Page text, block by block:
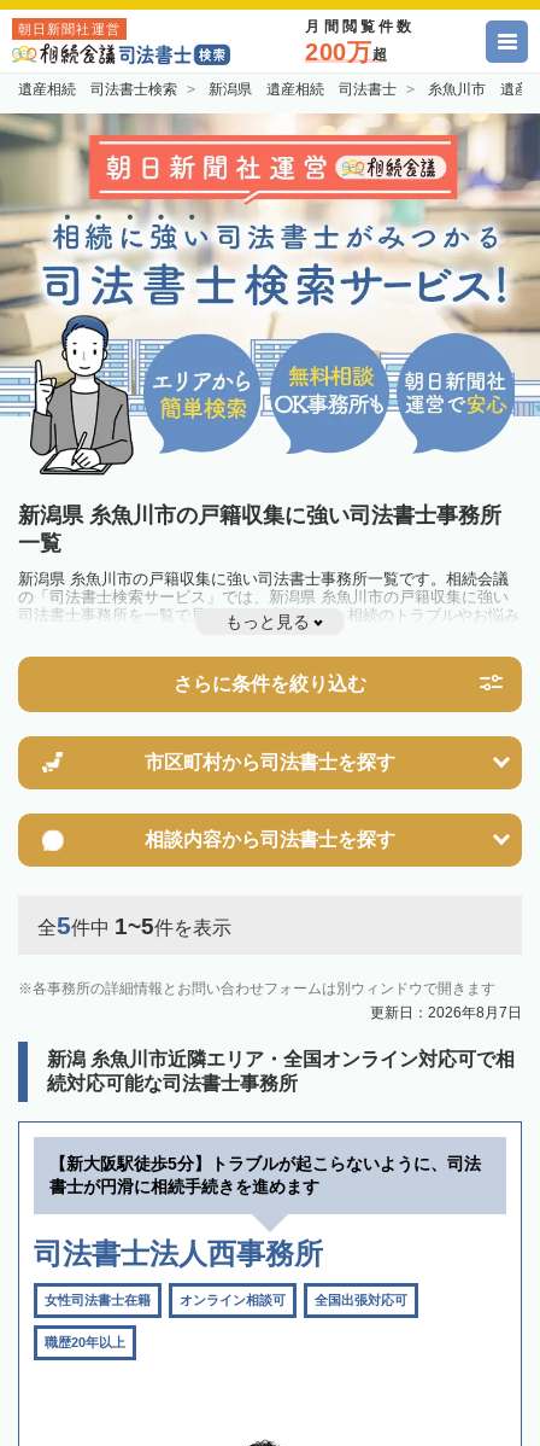
朝日新聞社運営 月間閲覧件数
200万超
遺産相続 司法書士検索 新潟県 遺産相続 司法書士 糸魚川市 遺産
新潟県 糸魚川市の戸籍収集に強い司法書士事務所
一覧
新潟県 糸魚川市の戸籍収集に強い司法書士事務所一覧です。相続会議
の「司法書士検索サービス」では、新潟県 糸魚川市の戸籍収集に強い
司法書士事務所を一覧で見ることが出来ます。相続のトラブルやお悩み
を抱えている方は一度近隣の司法書士に相談してみましょう。
もっと見る
さらに条件を絞り込む
市区町村から司法書士を探す
相談内容から司法書士を探す
全5件中 1~5件を表示
各事務所の詳細情報とお問い合わせフォームは別ウィンドウで開きます
更新日：2026年8月7日
新潟 糸魚川市近隣エリア・全国オンライン対応可で相
続対応可能な司法書士事務所
【新大阪駅徒歩5分】トラブルが起こらないように、司法
書士が円滑に相続手続きを進めます
司法書士法人西事務所
女性司法書士在籍 オンライン相談可 全国出張対応可
職歴20年以上